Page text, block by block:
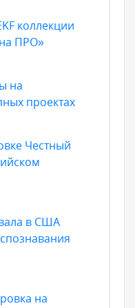
коллекции
ПРО»
на
проектах
Честный
в США
на